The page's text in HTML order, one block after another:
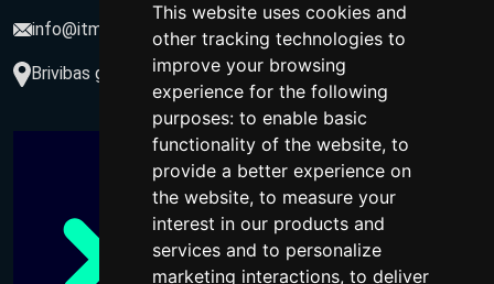
This website uses cookies and
other tracking technologies to
improve your browsing
experience for the following
purposes: to enable basic
functionality of the website, to
provide a better experience on
the website, to measure your
interest in our products and
services and to personalize
marketing interactions, to deliver
info@itmarketing.lv
Brivibas gatve 234-77, LV-1039, Riga, Latvia